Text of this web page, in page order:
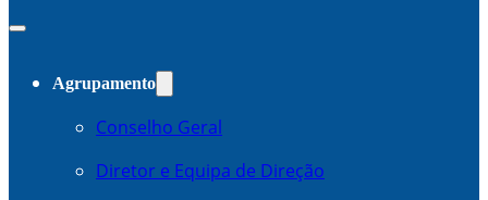
Agrupamento
Conselho Geral
Diretor e Equipa de Direção